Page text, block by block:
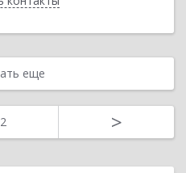
еще
2 >